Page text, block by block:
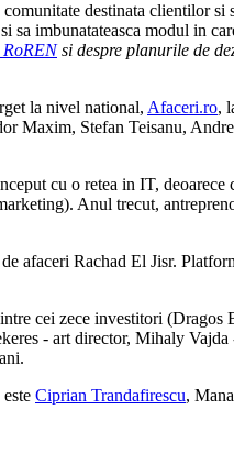
comunitate destinata clientilor
sa imbunatateasca modul in
RoRENsi despre planurile de
la nivel national, Afaceri.ro,
Maxim, Stefan Teisanu,
cu o retea in IT, deoarece
Anul trecut,
afaceri Rachad El Jisr.
cei zece investitori (Dragos
- art director, Mihaly
Ciprian Trandafirescu,